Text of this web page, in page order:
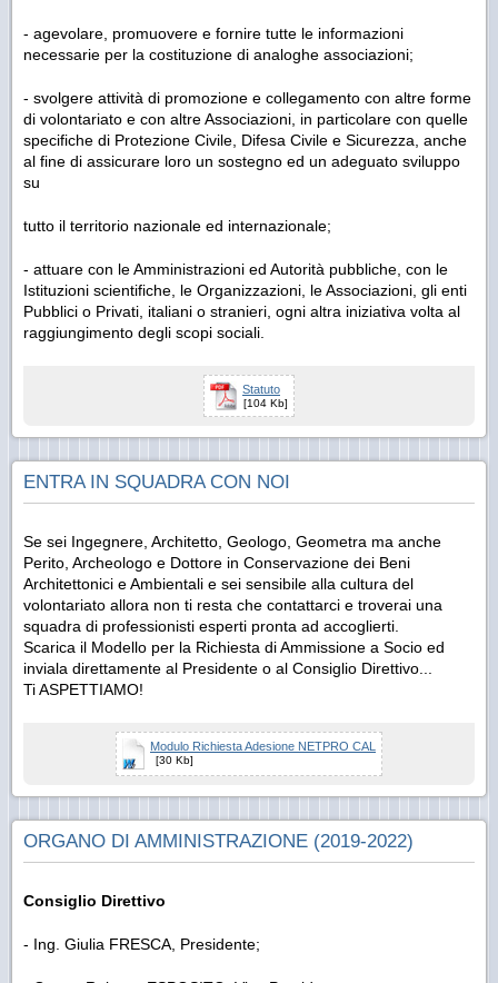
- agevolare, promuovere e fornire tutte le informazioni
necessarie per la costituzione di analoghe associazioni;
- svolgere attività di promozione e collegamento con altre forme
di volontariato e con altre Associazioni, in particolare con quelle
specifiche di Protezione Civile, Difesa Civile e Sicurezza, anche
al fine di assicurare loro un sostegno ed un adeguato sviluppo
su
tutto il territorio nazionale ed internazionale;
- attuare con le Amministrazioni ed Autorità pubbliche, con le
Istituzioni scientifiche, le Organizzazioni, le Associazioni, gli enti
Pubblici o Privati, italiani o stranieri, ogni altra iniziativa volta al
raggiungimento degli scopi sociali.
Statuto
[104 Kb]
ENTRA IN SQUADRA CON NOI
Se sei Ingegnere, Architetto, Geologo, Geometra ma anche
Perito, Archeologo e Dottore in Conservazione dei Beni
Architettonici e Ambientali e sei sensibile alla cultura del
volontariato allora non ti resta che contattarci e troverai una
squadra di professionisti esperti pronta ad accoglierti.
Scarica il Modello per la Richiesta di Ammissione a Socio ed
inviala direttamente al Presidente o al Consiglio Direttivo...
Ti ASPETTIAMO!
Modulo Richiesta Adesione NETPRO CAL
[30 Kb]
ORGANO DI AMMINISTRAZIONE (2019-2022)
Consiglio Direttivo
- Ing. Giulia FRESCA, Presidente;